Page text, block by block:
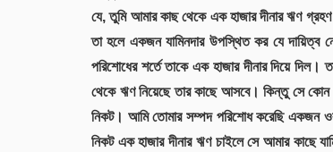
যে, তুমি আমার কাছ থেকে এক হাজার দীনার ঋণ
তা হলে একজন যামিনদার উপস্থিত কর যে দায়িত্ব
পরিশোধের শর্তে তাকে এক হাজার দীনার দিয়ে
থেকে ঋণ নিয়েছে তার কাছে আসবে। কিন্তু সে কোন
নিকট। আমি তোমার সম্পদ পরিশোধ করেছি একজন
নিকট এক হাজার দীনার ঋণ চাইলে সে আমার কাছে